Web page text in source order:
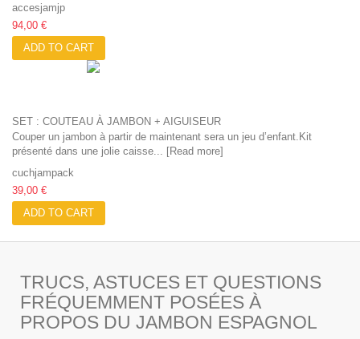
accesjamjp
94,00 €
ADD TO CART
SET : COUTEAU À JAMBON + AIGUISEUR
Couper un jambon à partir de maintenant sera un jeu d’enfant.Kit
présenté dans une jolie caisse... [Read more]
cuchjampack
39,00 €
ADD TO CART
TRUCS, ASTUCES ET QUESTIONS
FRÉQUEMMENT POSÉES À
PROPOS DU JAMBON ESPAGNOL